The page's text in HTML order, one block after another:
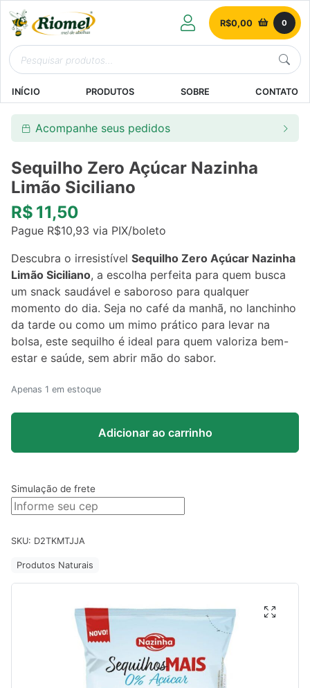
R$0,00 0
INÍCIO PRODUTOS SOBRE CONTATO
Acompanhe seus pedidos
Sequilho Zero Açúcar Nazinha
Limão Siciliano
R$ 11,50
Pague R$10,93 via PIX/boleto
Descubra o irresistível Sequilho Zero Açúcar Nazinha
Limão Siciliano, a escolha perfeita para quem busca
um snack saudável e saboroso para qualquer
momento do dia. Seja no café da manhã, no lanchinho
da tarde ou como um mimo prático para levar na
bolsa, este sequilho é ideal para quem valoriza bem-
estar e saúde, sem abrir mão do sabor.
Apenas 1 em estoque
Adicionar ao carrinho
Simulação de frete
SKU: D2TKMTJJA
Produtos Naturais